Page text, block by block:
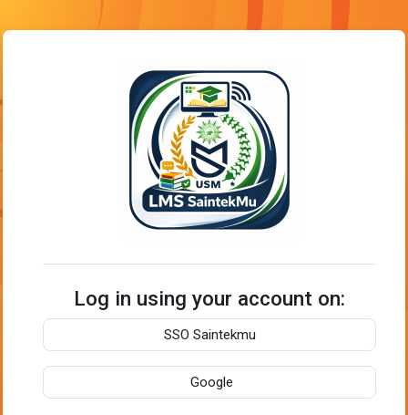
Skip to main content
Log in to LMS
Log in using your account on:
SSO Saintekmu
Google